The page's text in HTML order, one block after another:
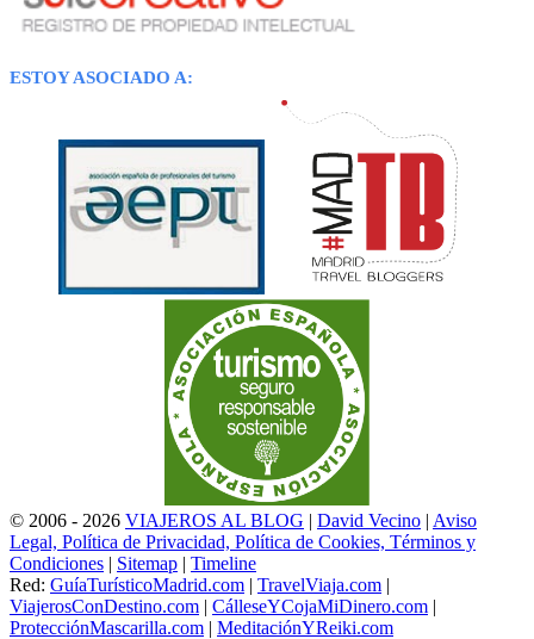
ESTOY ASOCIADO A:
© 2006 - 2026 VIAJEROS AL BLOG | David Vecino | Aviso
Legal, Política de Privacidad, Política de Cookies, Términos y
Condiciones | Sitemap | Timeline
Red: GuíaTurísticoMadrid.com | TravelViaja.com |
ViajerosConDestino.com | CálleseYCojaMiDinero.com |
ProtecciónMascarilla.com | MeditaciónYReiki.com